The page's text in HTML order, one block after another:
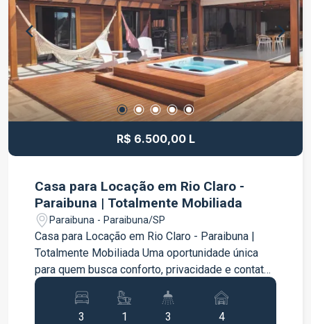
R$ 6.500,00 L
Casa para Locação em Rio Claro -
Paraibuna | Totalmente Mobiliada
Paraibuna - Paraibuna/SP
Casa para Locação em Rio Claro - Paraibuna |
Totalmente Mobiliada Uma oportunidade única
para quem busca conforto, privacidade e contato
com a natureza em um ambiente acolhedor e
sofisticado. Esta charmosa casa em madeira e
alvenaria oferece uma vista deslumbrante para o
3 1 3 4